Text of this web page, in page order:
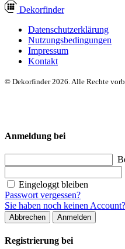
Dekorfinder
Datenschutzerklärung
Nutzungsbedingungen
Impressum
Kontakt
© Dekorfinder 2026. Alle Rechte
Anmeldung bei
Eingeloggt bleiben
Passwort vergessen?
Sie haben noch keinen Account?
Abbrechen Anmelden
Registrierung bei